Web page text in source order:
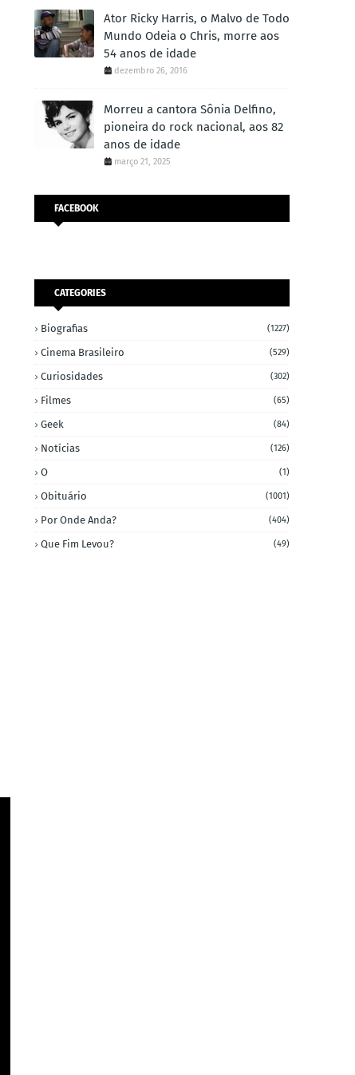
Ator Ricky Harris, o Malvo de Todo
Mundo Odeia o Chris, morre aos
54 anos de idade
dezembro 26, 2016
Morreu a cantora Sônia Delfino,
pioneira do rock nacional, aos 82
anos de idade
março 21, 2025
FACEBOOK
CATEGORIES
Biografias (1227)
Cinema Brasileiro (529)
Curiosidades (302)
Filmes (65)
Geek (84)
Notícias (126)
O (1)
Obituário (1001)
Por Onde Anda? (404)
Que Fim Levou? (49)